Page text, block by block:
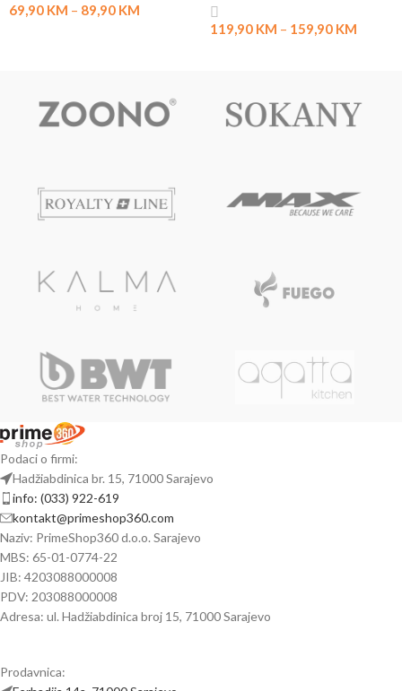
69,90 KM – 89,90 KM
119,90 KM – 159,90 KM
Podaci o firmi:
Hadžiabdinica br. 15, 71000 Sarajevo
info: (033) 922-619
kontakt@primeshop360.com
Naziv: PrimeShop360 d.o.o. Sarajevo
MBS: 65-01-0774-22
JIB: 4203088000008
PDV: 203088000008
Adresa: ul. Hadžiabdinica broj 15, 71000 Sarajevo
Prodavnica: